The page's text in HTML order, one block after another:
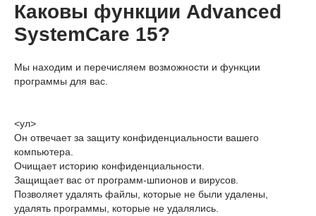
Каковы функции Advanced
SystemCare 15?
Мы находим и перечисляем возможности и функции
программы для вас.
<ул>
Он отвечает за защиту конфиденциальности вашего
компьютера.
Очищает историю конфиденциальности.
Защищает вас от программ-шпионов и вирусов.
Позволяет удалять файлы, которые не были удалены,
удалять программы, которые не удалялись.